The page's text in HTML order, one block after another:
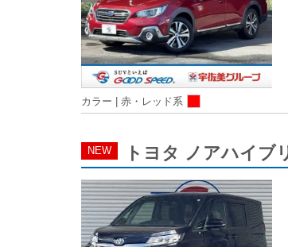
カラー | 赤・レッド系
NEW トヨタ ノアハイブ